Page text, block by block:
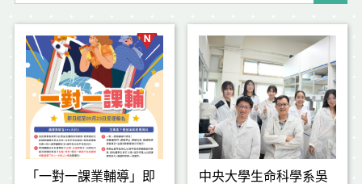
「一對一課業輔導」即
中央大學生命科學系吳